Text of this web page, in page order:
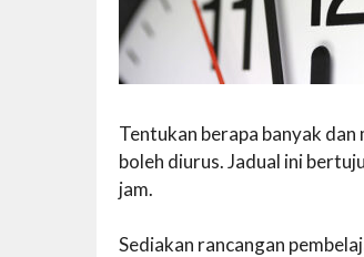
Tentukan berapa banyak dan
boleh diurus. Jadual ini
jam.
Sediakan rancangan